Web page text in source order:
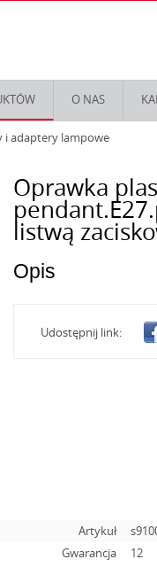
O NAS
i adaptery lampowe
Oprawka
listwą
Opis
Udostępnij link:
Artykuł
Gwarancja
12